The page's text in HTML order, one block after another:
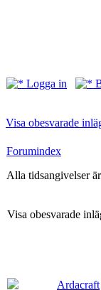
Logga in
Visa obesvarade
Forumindex
Alla tidsangivelser
Visa obesvarade
Ardacraft